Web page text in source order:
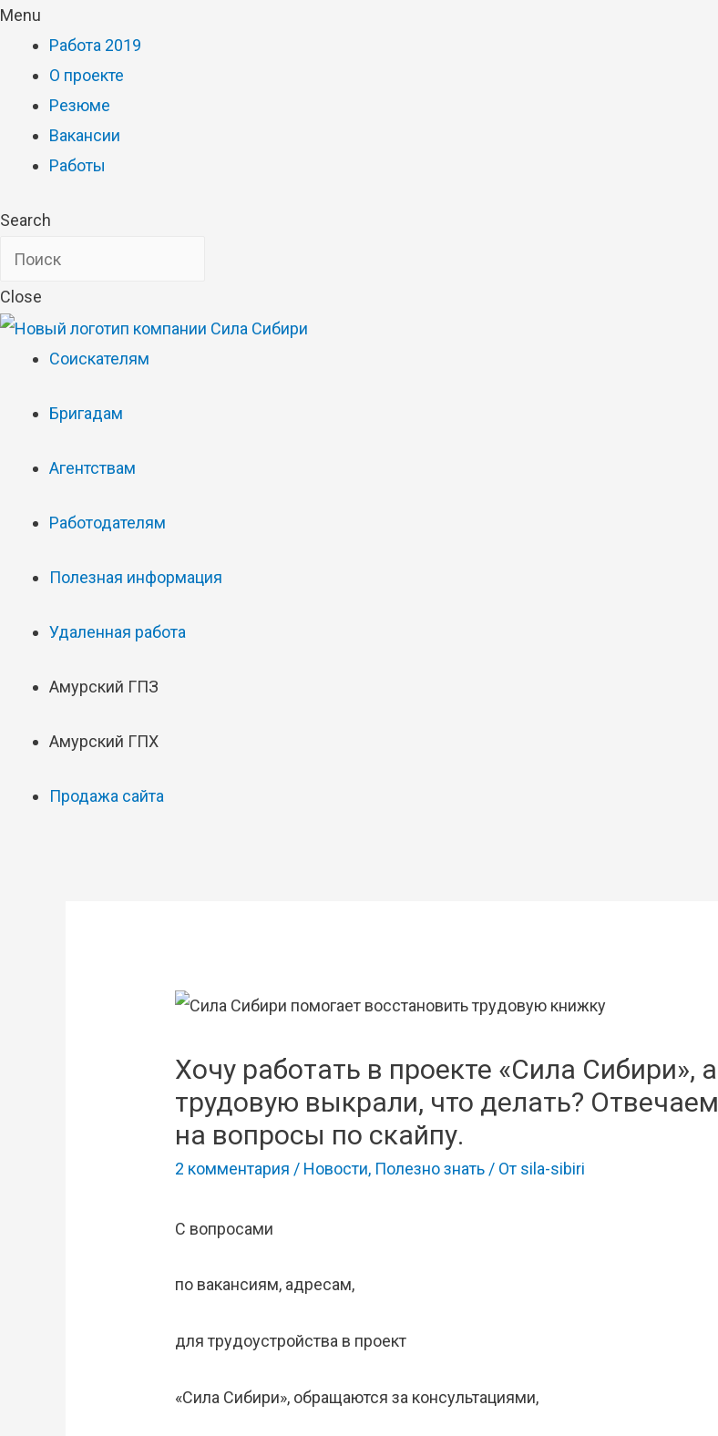
Menu
Работа 2019
О проекте
Резюме
Вакансии
Работы
Search
Close
Соискателям
Бригадам
Агентствам
Работодателям
Полезная информация
Удаленная работа
Амурский ГПЗ
Амурский ГПХ
Продажа сайта
Хочу работать в проекте «Сила Сибири», а
трудовую выкрали, что делать? Отвечаем
на вопросы по скайпу.
2 комментария / Новости, Полезно знать / От sila-sibiri
С вопросами
по вакансиям, адресам,
для трудоустройства в проект
«Сила Сибири», обращаются за консультациями,